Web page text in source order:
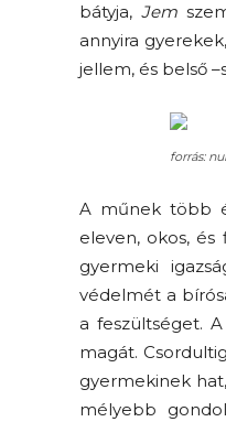
bátyja,Jem
annyira
jellem, és belső
forrás:
A műnek több
eleven, okos, és
gyermeki
védelmét a
a feszültséget.
magát.
gyermekinek
mélyebb